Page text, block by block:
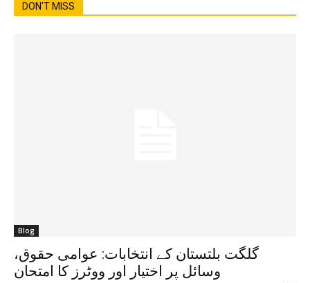
DON'T MISS
Blog
گلگت بلتستان کے انتخابات: عوامی حقوق،
وسائل پر اختیار اور ووٹرز کا امتحان